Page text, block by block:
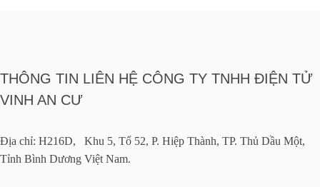
THÔNG TIN LIÊN HỆ CÔNG TY TNHH ĐIỆN TỬ
VINH AN CƯ
Địa chỉ: H216D, Khu 5, Tổ 52, P. Hiệp Thành, TP. Thủ Dầu Một,
Tỉnh Bình Dương Việt Nam.